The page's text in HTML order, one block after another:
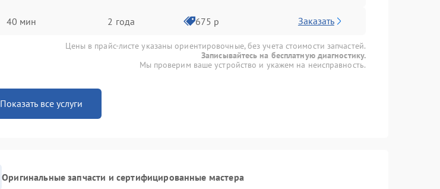
40 мин 2 года 675 р Заказать
Цены в прайс-листе указаны ориентировочные, без учета стоимости запчастей.
Записывайтесь на бесплатную диагностику.
Мы проверим ваше устройство и укажем на неисправность.
Показать все услуги
Оригинальные запчасти и сертифицированные мастера